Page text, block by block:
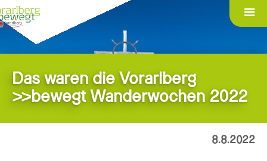
Das waren die Vorarlberg
>>bewegt Wanderwochen 2022
8.8.2022